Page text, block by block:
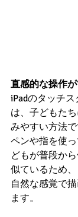
直感的な操作
iPadのタッチ
は、子どもた
みやすい方法で
ペンや指を使
どもが普段か
似ているため、
自然な感覚で
ます。